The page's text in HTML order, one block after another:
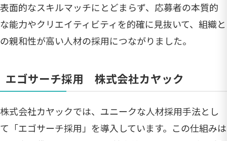
表面的なスキルマッチにとどまらず、応募者の本質的
な能力やクリエイティビティを的確に見抜いて、組織と
の親和性が高い人材の採用につながりました。
エゴサーチ採用 株式会社カヤック
株式会社カヤックでは、ユニークな人材採用手法とし
て「エゴサーチ採用」を導入しています。この仕組みは